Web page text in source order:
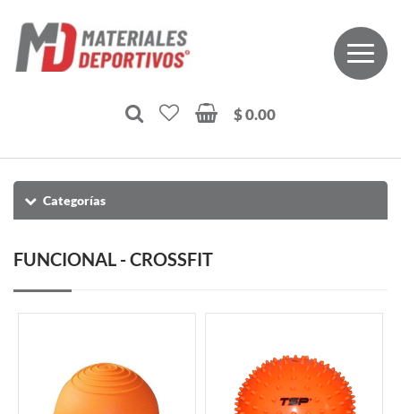
$ 0.00
Categorías
FUNCIONAL - CROSSFIT